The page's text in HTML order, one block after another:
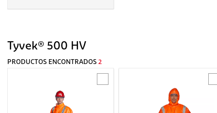
Tyvek® 500 HV
PRODUCTOS ENCONTRADOS 2